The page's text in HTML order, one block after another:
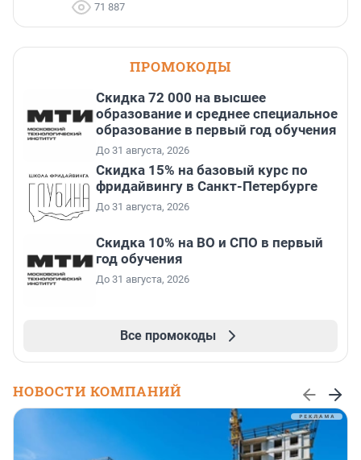
71 887
ПРОМОКОДЫ
Скидка 72 000 на высшее
образование и среднее специальное
образование в первый год обучения
До 31 августа, 2026
Скидка 15% на базовый курс по
фридайвингу в Санкт-Петербурге
До 31 августа, 2026
Скидка 10% на ВО и СПО в первый
год обучения
До 31 августа, 2026
Все промокоды
НОВОСТИ КОМПАНИЙ